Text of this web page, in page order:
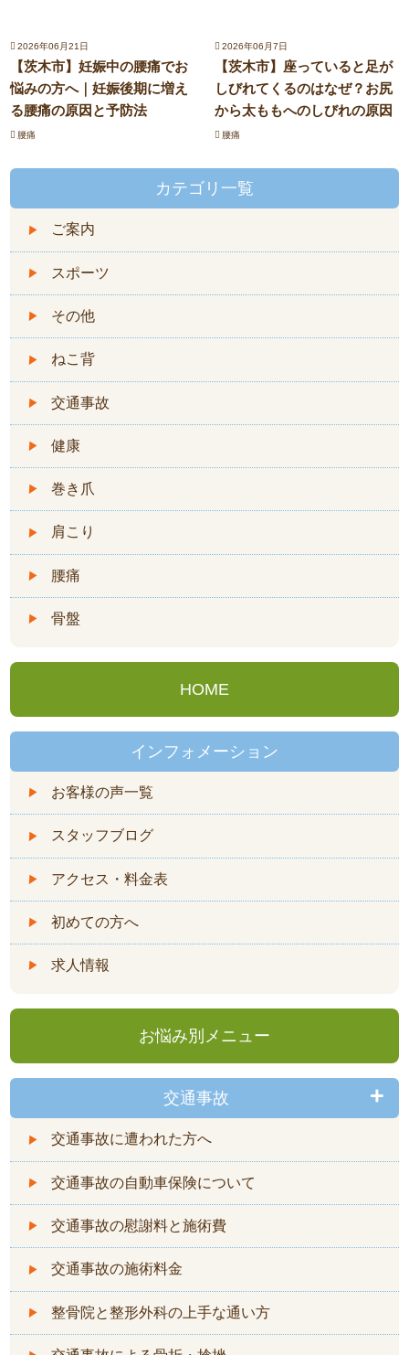
2026年06月21日
【茨木市】妊娠中の腰痛でお
悩みの方へ｜妊娠後期に増え
る腰痛の原因と予防法
腰痛
2026年06月7日
【茨木市】座っていると足が
しびれてくるのはなぜ？お尻
から太ももへのしびれの原因
腰痛
カテゴリ一覧
ご案内
スポーツ
その他
ねこ背
交通事故
健康
巻き爪
肩こり
腰痛
骨盤
HOME
インフォメーション
お客様の声一覧
スタッフブログ
アクセス・料金表
初めての方へ
求人情報
お悩み別メニュー
交通事故
交通事故に遭われた方へ
交通事故の自動車保険について
交通事故の慰謝料と施術費
交通事故の施術料金
整骨院と整形外科の上手な通い方